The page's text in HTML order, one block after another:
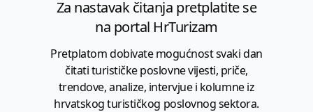
Za nastavak čitanja pretplatite se
na portal HrTurizam
Pretplatom dobivate mogućnost svaki dan
čitati turističke poslovne vijesti, priče,
trendove, analize, intervjue i kolumne iz
hrvatskog turističkog poslovnog sektora.